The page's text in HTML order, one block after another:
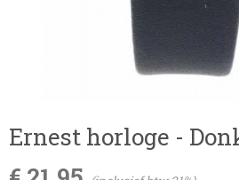
Ernest horloge -